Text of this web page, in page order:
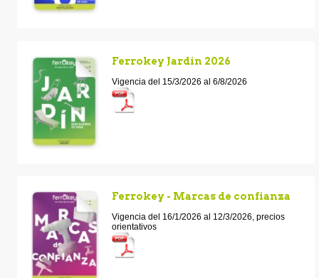
Ferrokey Jardin 2026
Vigencia del 15/3/2026 al 6/8/2026
Ferrokey - Marcas de confianza
Vigencia del 16/1/2026 al 12/3/2026, precios
orientativos